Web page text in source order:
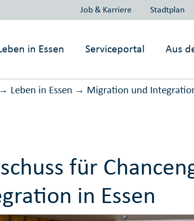
Job & Karriere Stadtplan
in Essen Serviceportal Aus
→ Leben in Essen → Migration und
für
in Essen